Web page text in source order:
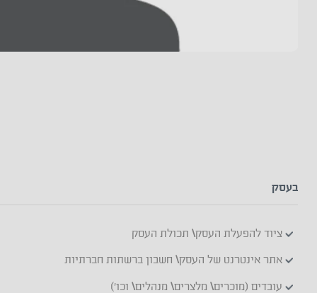
בעסק
ציוד להפעלת העסק\ תכולת העסק
אתר אינטרנט של העסק\ חשבון ברשתות חברתיות
עובדים (מוכרים\ מלצרים\ מנהלים\ וכו')